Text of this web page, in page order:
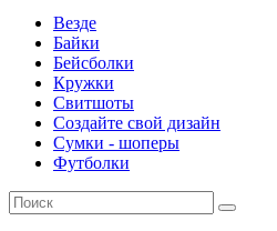
Везде
Байки
Бейсболки
Кружки
Свитшоты
Создайте свой дизайн
Сумки - шоперы
Футболки